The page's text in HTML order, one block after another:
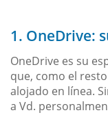
1. OneDrive:
OneDrive es su
que, como el
alojado en línea.
a Vd.